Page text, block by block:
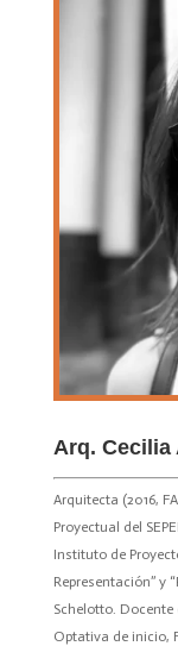
Arq. Cecilia
Arquitecta (2016,
Proyectual del
Instituto de
Representación” y
Schelotto. Docente
Optativa de inicio,